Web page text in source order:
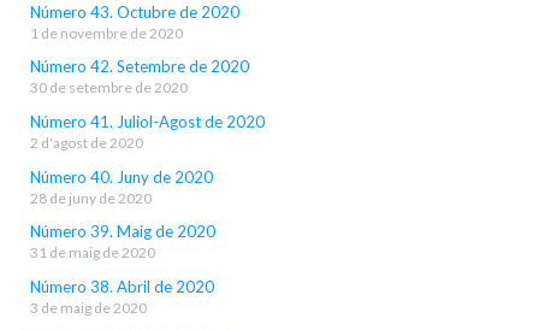
Número 43. Octubre de 2020
1 de novembre de 2020
Número 42. Setembre de 2020
30 de setembre de 2020
Número 41. Juliol-Agost de 2020
2 d'agost de 2020
Número 40. Juny de 2020
28 de juny de 2020
Número 39. Maig de 2020
31 de maig de 2020
Número 38. Abril de 2020
3 de maig de 2020